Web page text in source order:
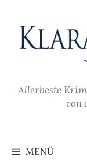
Inhalt
überspringen
Allerbeste
von
MENÜ